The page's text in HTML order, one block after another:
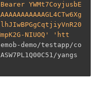
YWMt7CoyjusbE
NIUOQ' 'htt
demo/testapp/co
yangs